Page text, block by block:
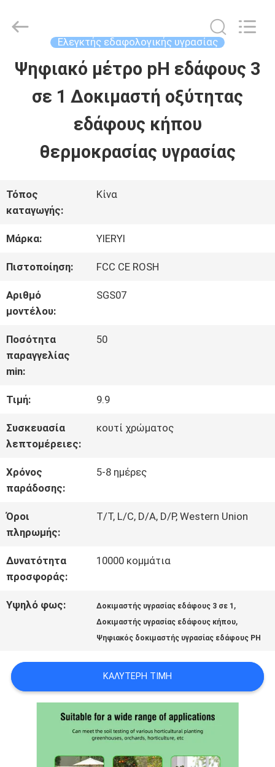
ΑΡΧΙΚΉ
ΣΕΛΊΔΑ
ΠΡΟΪΌΝΤΑ
ΣΧΕΤΙΚΆ
ΜΕ
ΕΜΆΣ
ΓΎΡΟΣ
ΕΡΓΟΣΤΑΣΊΩΝ
ΠΟΙΟΤΙΚΌΣ
ΈΛΕΓΧΟΣ
ΕΠΑΦΉ
ΝΈΑ
ΌΛΕΣ
ΟΙ
ΠΕΡΙΠΤΏΣΕΙΣ
PRIVACY
POLICY
YIERYI
Ελεγκτής εδαφολογικής υγρασίας
Ψηφιακό μέτρο pH εδάφους 3
σε 1 Δοκιμαστή οξύτητας
εδάφους κήπου
θερμοκρασίας υγρασίας
Τόπος
καταγωγής:
Κίνα
Μάρκα: YIERYI
Πιστοποίηση: FCC CE ROSH
Αριθμό
μοντέλου:
SGS07
Ποσότητα
παραγγελίας
min:
50
Τιμή: 9.9
Συσκευασία
λεπτομέρειες:
κουτί χρώματος
Χρόνος
παράδοσης:
5-8 ημέρες
Όροι
πληρωμής:
T/T, L/C, D/A, D/P, Western Union
Δυνατότητα
προσφοράς:
10000 κομμάτια
Υψηλό φως: Δοκιμαστής υγρασίας εδάφους 3 σε 1 ,
Δοκιμαστής υγρασίας εδάφους κήπου,
Ψηφιακός δοκιμαστής υγρασίας εδάφους PH
ΚΑΛΎΤΕΡΗ ΤΙΜΉ